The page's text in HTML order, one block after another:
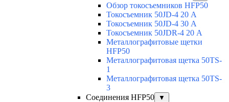
Обзор токосъемников HFP50
Токосъемник 50JD-4 20 А
Токосъемник 50JD-4 30 А
Токосъемник 50JDR-4 20 А
Металлографитовые щетки
HFP50
Металлографитовая щетка 50TS-
1
Металлографитовая щетка 50TS-
3
Соединения HFP50
▼